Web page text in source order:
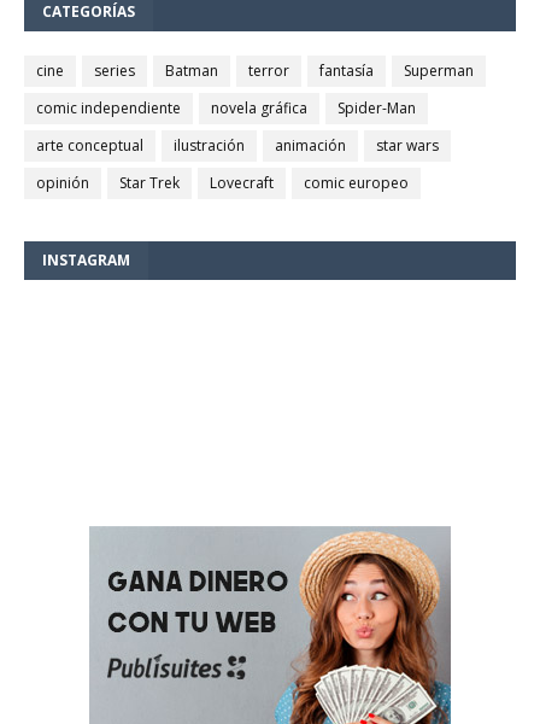
CATEGORÍAS
cine series Batman terror fantasía
Superman
comic independiente
novela gráfica
Spider-Man
arte conceptual
ilustración animación
star wars
opinión
Star Trek Lovecraft comic europeo
INSTAGRAM